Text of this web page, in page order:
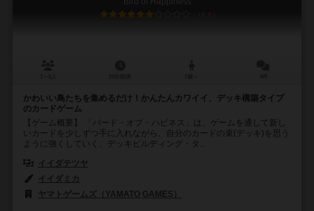
6.0
かわいい鳥たちを集めるだけ！かんたんカワイイ、デッキ構築タイプ
のカードゲーム
【ゲーム概要】 「バード・オブ・ハピネス」は、ゲームを通して新し
いカードを少しずつ手に入れながら、自分のカードの束(デッキ)を思う
ように強くしていく、デッキビルディング・タ...
イイダテツヤ
イイダミカ
ヤマトゲームズ（YAMATO GAMES）